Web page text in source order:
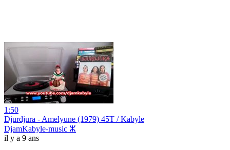
1:50
Djurdjura - Amelyune (1979) 45T / Kabyle
DjamKabyle-music ⵣ
il y a 9 ans